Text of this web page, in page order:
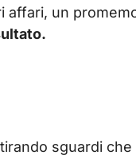
affari, un
sguardi che